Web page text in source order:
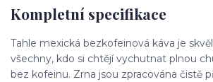
Kompletní specifikace
Tahle mexická bezkofeinová káva je
všechny, kdo si chtějí vychutnat plnou
bez kofeinu. Zrna jsou zpracována čistě